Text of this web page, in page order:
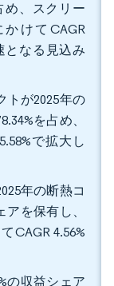
め、スクリー
けてCAGR
となる見込み
トが2025年の
を占め、
で拡大し
年の断熱コ
を保有し、
CAGR 4.56%
の収益シェア